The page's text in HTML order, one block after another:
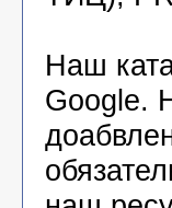
Наш
Google.